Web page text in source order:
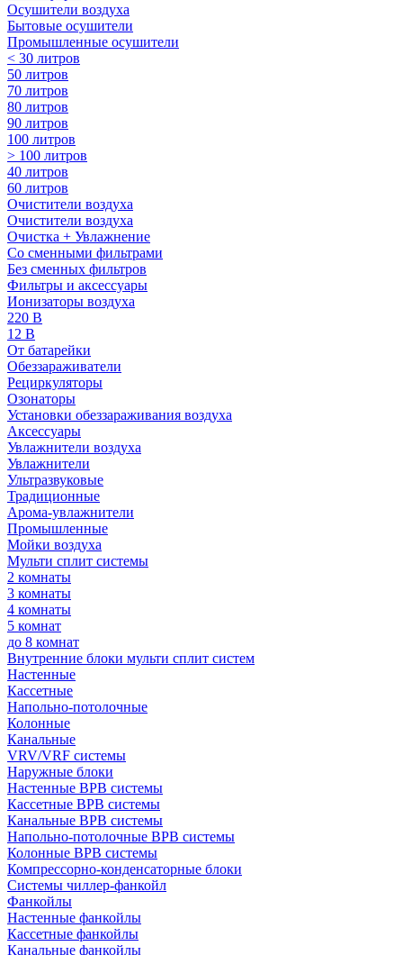
Осушители воздуха
Бытовые осушители
Промышленные осушители
< 30 литров
50 литров
70 литров
80 литров
90 литров
100 литров
> 100 литров
40 литров
60 литров
Очистители воздуха
Очистители воздуха
Очистка + Увлажнение
Cо сменными фильтрами
Без сменных фильтров
Фильтры и аксессуары
Ионизаторы воздуха
220 В
12 В
От батарейки
Обеззараживатели
Рециркуляторы
Озонаторы
Установки обеззараживания воздуха
Аксессуары
Увлажнители воздуха
Увлажнители
Ультразвуковые
Традиционные
Арома-увлажнители
Промышленные
Мойки воздуха
Мульти сплит системы
2 комнаты
3 комнаты
4 комнаты
5 комнат
до 8 комнат
Внутренние блоки мульти сплит систем
Настенные
Кассетные
Напольно-потолочные
Колонные
Канальные
VRV/VRF системы
Наружные блоки
Настенные ВРВ системы
Кассетные ВРВ системы
Канальные ВРВ системы
Напольно-потолочные ВРВ системы
Колонные ВРВ системы
Компрессорно-конденсаторные блоки
Системы чиллер-фанкойл
Фанкойлы
Настенные фанкойлы
Кассетные фанкойлы
Канальные фанкойлы